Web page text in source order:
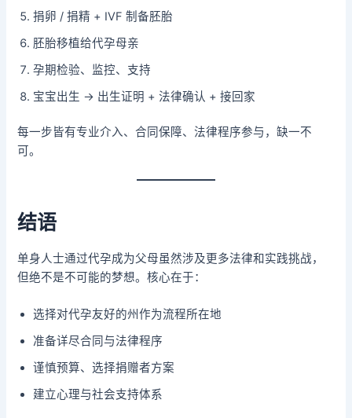
捐卵 / 捐精 + IVF 制备胚胎
胚胎移植给代孕母亲
孕期检验、监控、支持
宝宝出生 → 出生证明 + 法律确认 + 接回家
每一步皆有专业介入、合同保障、法律程序参与，缺一不
可。
结语
单身人士通过代孕成为父母虽然涉及更多法律和实践挑战，
但绝不是不可能的梦想。核心在于：
选择对代孕友好的州作为流程所在地
准备详尽合同与法律程序
谨慎预算、选择捐赠者方案
建立心理与社会支持体系